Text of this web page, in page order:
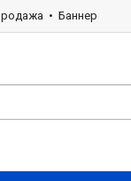
Баннер